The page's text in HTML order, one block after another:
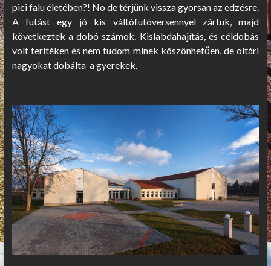
pici falu életében?! No de térjünk vissza gyorsan az edzésre.
A futást egy jó kis váltófutóversennyel zártuk, majd
következtek a dobó számok. Kislabdahajítás, és céldobás
volt terítéken és nem tudom minek köszönhetően, de oltári
nagyokat dobálta a gyerekek.